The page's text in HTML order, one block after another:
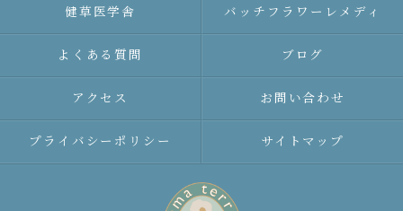
健草医学舎 バッチフラワーレメディ
よくある質問 ブログ
アクセス お問い合わせ
プライバシーポリシー サイトマップ